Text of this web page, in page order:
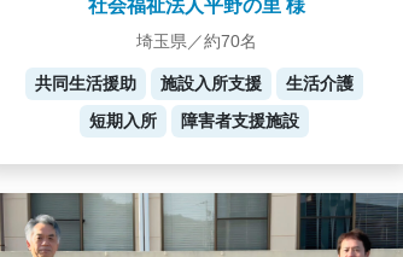
社会福祉法人平野の里 様
埼玉県／約70名
共同生活援助 施設入所支援
生活介護
短期入所
障害者支援施設